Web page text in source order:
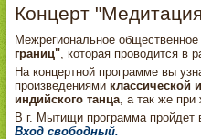
Концерт
Межрегиональное
границ", которая проводится в
На концертной программе вы
произведениями классической
индийского танца, а так же при
В г. Мытищи программа пройдет
Вход свободный.